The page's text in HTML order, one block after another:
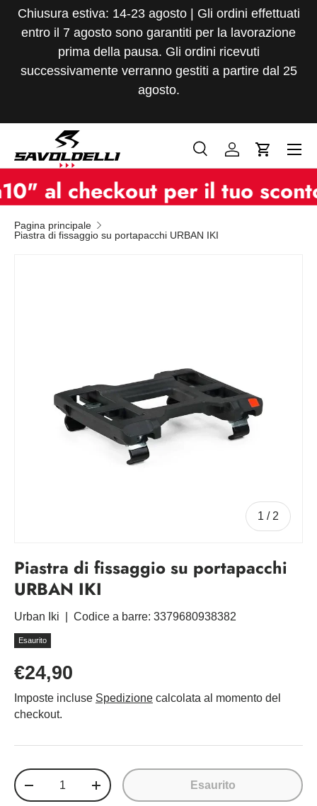
Passa ai contenuti
Chiusura estiva: 14-23 agosto | Gli ordini effettuati
entro il 7 agosto sono garantiti per la lavorazione
prima della pausa. Gli ordini ricevuti
successivamente verranno gestiti a partire dal 25
agosto.
Tutto
CercaAccediCarrello
Menu
al checkout per il tuo sconto
Pagina principale
Piastra di fissaggio su portapacchi URBAN IKI
1 / di
2
Piastra di fissaggio su portapacchi
URBAN IKI
Urban Iki Codice a barre: 3379680938382
Esaurito
€24,90
Imposte incluse Spedizione calcolata al momento del
checkout.
Q.tà
+ Esaurito